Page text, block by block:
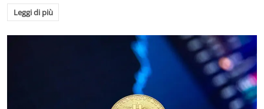
Leggi di più